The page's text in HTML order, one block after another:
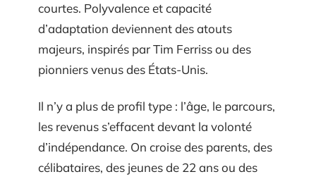
courtes. Polyvalence et capacité
d’adaptation deviennent des atouts
majeurs, inspirés par Tim Ferriss ou des
pionniers venus des États-Unis.
Il n’y a plus de profil type : l’âge, le parcours,
les revenus s’effacent devant la volonté
d’indépendance. On croise des parents, des
célibataires, des jeunes de 22 ans ou des